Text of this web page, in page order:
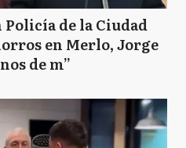
de la Ciudad
en Merlo, Jorge
de m”